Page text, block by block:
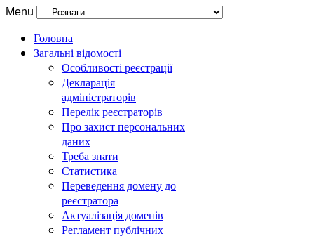
Menu
Головна
Загальні відомості
Особливості реєстрації
Декларація
адміністраторів
Перелік реєстраторів
Про захист персональних
даних
Треба знати
Статистика
Переведення домену до
реєстратора
Актуалізація доменів
Регламент публічних